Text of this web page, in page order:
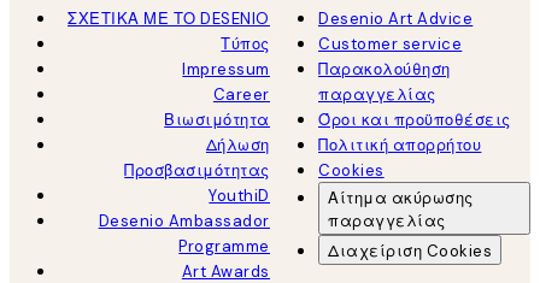
ΣΧΕΤΙΚΑ ΜΕ ΤΟ DESENIO
Τύπος
Impressum
Career
Βιωσιμότητα
Δήλωση
Προσβασιμότητας
YouthiD
Desenio Ambassador
Programme
Art Awards
Desenio Art Advice
Customer service
Παρακολούθηση
παραγγελίας
Όροι και προϋποθέσεις
Πολιτική απορρήτου
Cookies
Αίτημα ακύρωσης
παραγγελίας
Διαχείριση Cookies